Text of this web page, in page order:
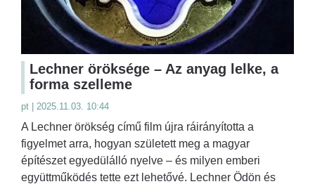
Lechner öröksége – Az anyag lelke, a
forma szelleme
pt | 2025.11.03. 10:44
A Lechner örökség című film újra ráirányította a
figyelmet arra, hogyan született meg a magyar
építészet egyedülálló nyelve – és milyen emberi
együttműködés tette ezt lehetővé. Lechner Ödön és